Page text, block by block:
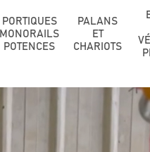
PORTIQUES
MONORAILS
POTENCES
PALANS
ET
CHARIOTS